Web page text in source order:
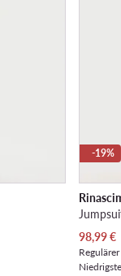
-19%
Aktueller
98,99€